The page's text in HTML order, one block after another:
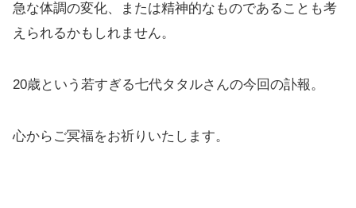
急な体調の変化、または精神的なものであることも考
えられるかもしれません。
20歳という若すぎる七代タタルさんの今回の訃報。
心からご冥福をお祈りいたします。